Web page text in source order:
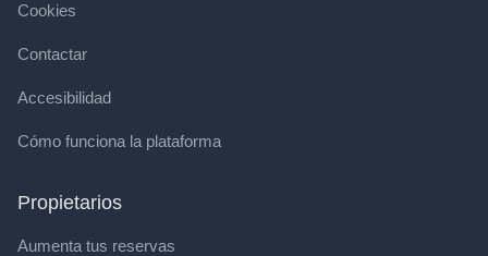
Cookies
Contactar
Accesibilidad
Cómo funciona la plataforma
Propietarios
Aumenta tus reservas